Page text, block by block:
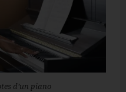
d’un piano